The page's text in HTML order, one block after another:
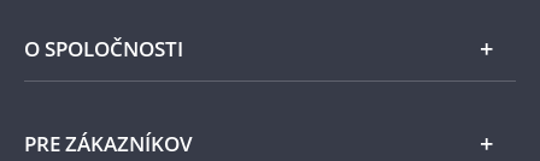
Len v Národnej Pokladnici
Pamätné medaily
O SPOLOČNOSTI
PRE ZÁKAZNÍKOV